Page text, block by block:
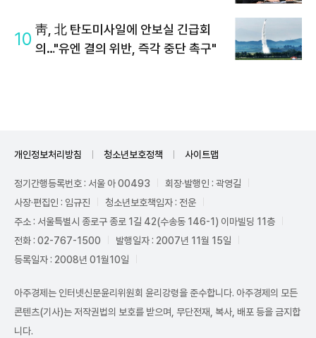
10 靑, 北 탄도미사일에 안보실 긴급회
의…"유엔 결의 위반, 즉각 중단 촉구"
개인정보처리방침 청소년보호정책 사이트맵
정기간행등록번호 : 서울 아 00493
회장·발행인 : 곽영길
사장·편집인 : 임규진
청소년보호책임자 : 전운
주소 : 서울특별시 종로구 종로 1길 42(수송동 146-1) 이마빌딩 11층
전화 : 02-767-1500
발행일자 : 2007년 11월 15일
등록일자 : 2008년 01월10일
아주경제는 인터넷신문윤리위원회 윤리강령을 준수합니다. 아주경제의 모든
콘텐츠(기사)는 저작권법의 보호를 받으며, 무단전재, 복사, 배포 등을 금지합
니다.